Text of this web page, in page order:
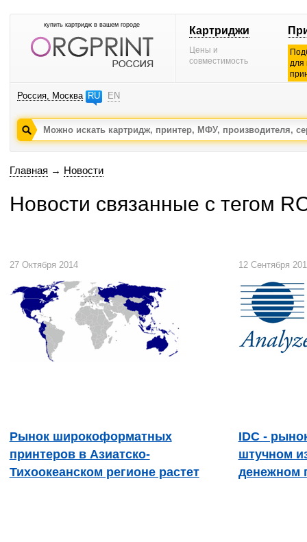
купить картридж в вашем городе Картриджи
Цены и
совместимость
для
Россия, Москва RU EN
Главная → Новости
Новости связанные с тегом
27 Октября 2014
Рынок широкоформатных
принтеров в Азиатско-
Тихоокеанском регионе растет
12 Сентября
IDC -
штучном
денежном